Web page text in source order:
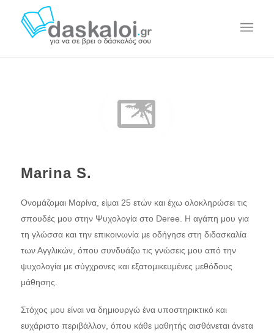
Marina S.
Ονομάζομαι Μαρίνα, είμαι 25 ετών και έχω ολοκληρώσει τις
σπουδές μου στην Ψυχολογία στο Deree. Η αγάπη μου για
τη γλώσσα και την επικοινωνία με οδήγησε στη διδασκαλία
των Αγγλικών, όπου συνδυάζω τις γνώσεις μου από την
ψυχολογία με σύγχρονες και εξατομικευμένες μεθόδους
μάθησης.
Στόχος μου είναι να δημιουργώ ένα υποστηρικτικό και
ευχάριστο περιβάλλον, όπου κάθε μαθητής αισθάνεται άνετα